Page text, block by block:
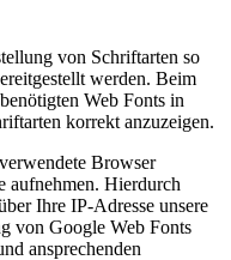
von Schriftarten so
werden. Beim
Web Fonts in
korrekt anzuzeigen.
Browser
aufnehmen. Hierdurch
Ihre IP-Adresse unsere
von Google Web Fonts
ansprechenden